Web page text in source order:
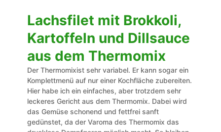
Lachsfilet mit Brokkoli,
Kartoffeln und Dillsauce
aus dem Thermomix
Der Thermomixist sehr variabel. Er kann sogar ein
Komplettmenü auf nur einer Kochfläche zubereiten.
Hier habe ich ein einfaches, aber trotzdem sehr
leckeres Gericht aus dem Thermomix. Dabei wird
das Gemüse schonend und fettfrei sanft
gedünstet, da der Varoma des Thermomix das